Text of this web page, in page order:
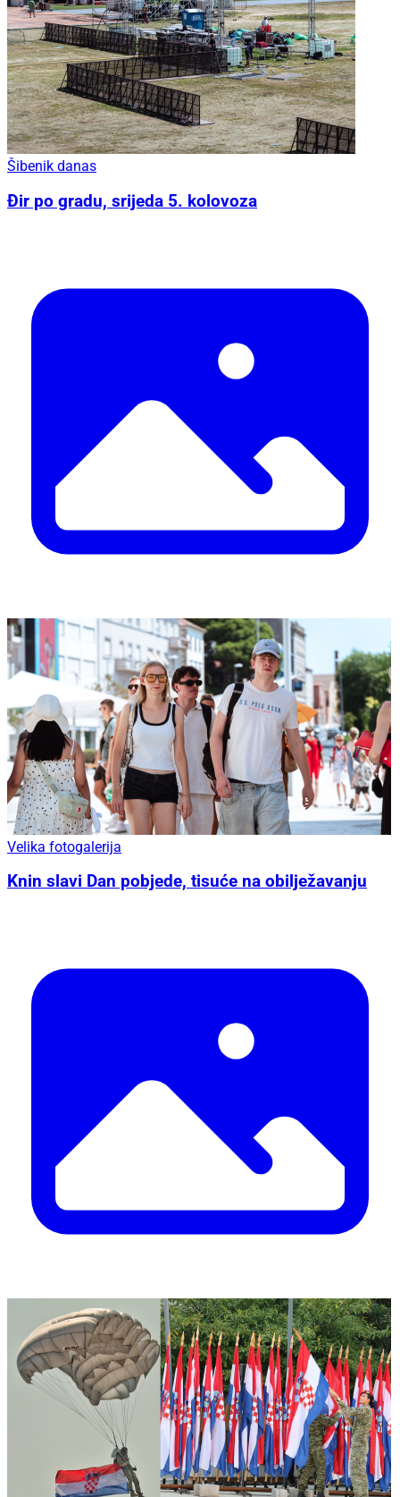
Šibenik danas
Đir po gradu, srijeda 5. kolovoza
Velika fotogalerija
Knin slavi Dan pobjede, tisuće na obilježavanju